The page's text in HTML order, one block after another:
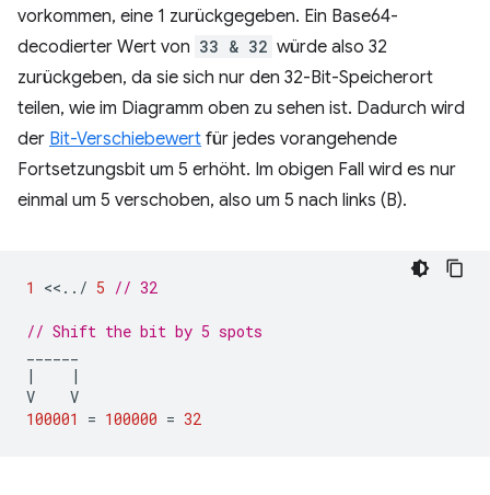
vorkommen, eine 1 zurückgegeben. Ein Base64-
decodierter Wert von 33 & 32 würde also 32
zurückgeben, da sie sich nur den 32-Bit-Speicherort
teilen, wie im Diagramm oben zu sehen ist. Dadurch wird
der Bit-Verschiebewert für jedes vorangehende
Fortsetzungsbit um 5 erhöht. Im obigen Fall wird es nur
einmal um 5 verschoben, also um 5 nach links (B).
1 << .. / 5 // 32
// Shift the bit by 5 spots
|
|
V
V
100001
= 100000 = 32